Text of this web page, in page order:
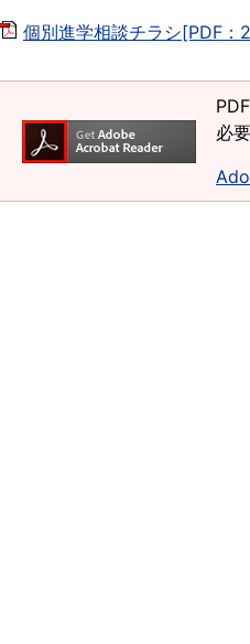
個別進学相談チラシ[PDF：
必